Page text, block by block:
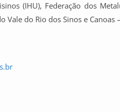
(IHU), Federação dos
do Rio dos Sinos e Canoas –